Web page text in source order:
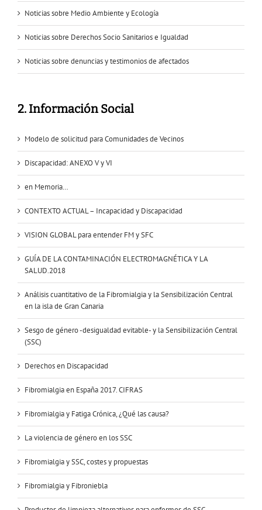
Noticias sobre Medio Ambiente y Ecología
Noticias sobre Derechos Socio Sanitarios e Igualdad
Noticias sobre denuncias y testimonios de afectados
2. Información Social
Modelo de solicitud para Comunidades de Vecinos
Discapacidad: ANEXO V y VI
en Memoria…
CONTEXTO ACTUAL – Incapacidad y Discapacidad
VISION GLOBAL para entender FM y SFC
GUÍA DE LA CONTAMINACIÓN ELECTROMAGNÉTICA Y LA
SALUD.2018
Análisis cuantitativo de la Fibromialgia y la Sensibilización Central
en la isla de Gran Canaria
Sesgo de género -desigualdad evitable- y la Sensibilización Central
(SSC)
Derechos en Discapacidad
Fibromialgia en España 2017. CIFRAS
Fibromialgia y Fatiga Crónica, ¿Qué las causa?
La violencia de género en los SSC
Fibromialgia y SSC, costes y propuestas
Fibromialgia y Fibroniebla